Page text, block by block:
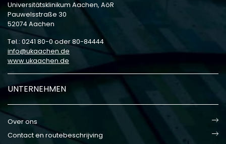
Universitätsklinikum Aachen, AöR
Pauwelsstraße 30
52074 Aachen
Tel.: 0241 80-0 oder 80-84444
info
ukaachen de
www.ukaachen.de
UNTERNEHMEN
Over ons
Contact en routebeschrijving